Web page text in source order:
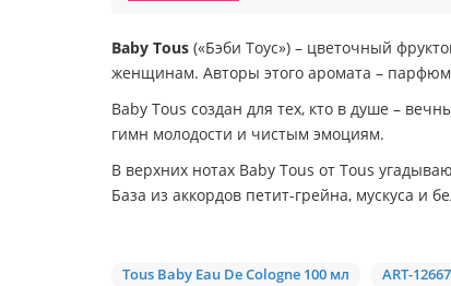
Baby Tous («Бэби Тоус») – цветочный
женщинам. Авторы этого аромата –
Baby Tous создан для тех, кто в душе –
гимн молодости и чистым эмоциям.
В верхних нотах Baby Tous от Tous
База из аккордов петит-грейна, мускуса и
Tous Baby Eau De Cologne 100 мл ART-